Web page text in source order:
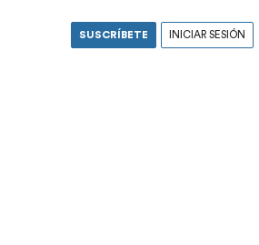
SUSCRÍBETE INICIAR SESIÓN